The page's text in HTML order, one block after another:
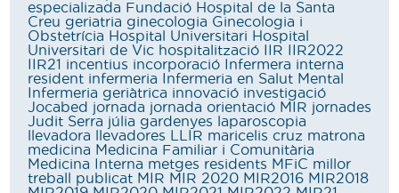
especializada Fundació Hospital de la Santa
Creu geriatria ginecologia Ginecologia i
Obstetrícia Hospital Universitari Hospital
Universitari de Vic hospitalització IIR
IIR2022
IIR21 incentius incorporació
Infermera interna
resident infermeria
Infermeria en Salut Mental
Infermeria geriàtrica innovació investigació
Jocabed jornada jornada orientació MIR jornades
Judit Serra júlia gardenyes
laparoscopia
llevadora
llevadores LLIR maricelis cruz matrona
medicina Medicina Familiar i Comunitària
Medicina Interna metges residents MFiC millor
treball publicat MIR MIR 2020 MIR2016 MIR2018